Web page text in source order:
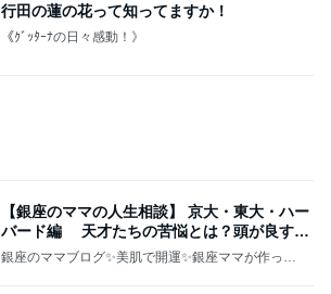
行田の蓮の花って知ってますか！
《ｸﾞｯﾀｰﾅの日々感動！》
【銀座のママの人生相談】 京大・東大・ハー
バード編 天才たちの苦悩とは？頭が良すぎ
て悩む人
銀座のママブログ✨美肌で開運✨銀座ママが作った